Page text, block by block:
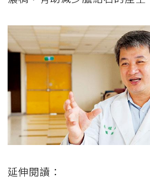
延伸閱讀：